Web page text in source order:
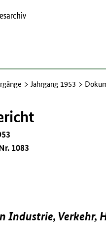
Jahrgang 1953
1083
Industrie,